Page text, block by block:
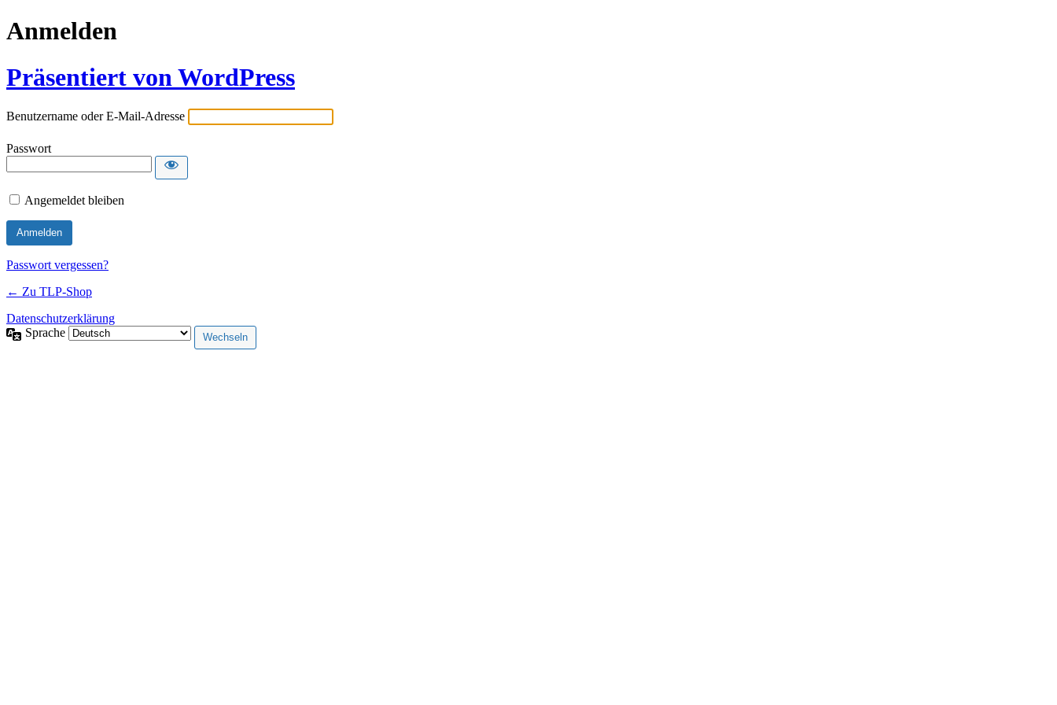
Anmelden
Präsentiert von WordPress
Benutzername oder E-Mail-Adresse
Passwort
Angemeldet bleiben
Passwort vergessen?
← Zu TLP-Shop
Datenschutzerklärung
Sprache